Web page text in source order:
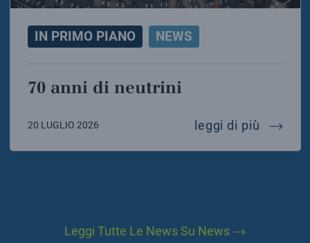
IN PRIMO PIANO NEWS
70 anni di neutrini
20 LUGLIO 2026 leggi di più 70
Leggi Tutte Le News Su News